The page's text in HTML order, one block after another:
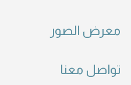
معرض الصور
تواصل معنا